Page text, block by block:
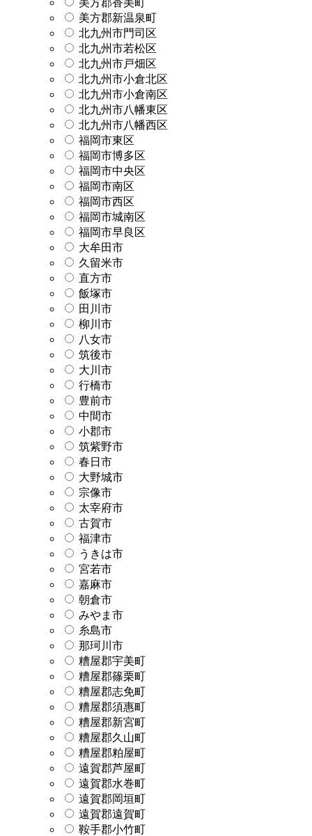
美方郡新温泉町
北九州市門司区
北九州市若松区
北九州市戸畑区
北九州市小倉北区
北九州市小倉南区
北九州市八幡東区
北九州市八幡西区
福岡市東区
福岡市博多区
福岡市中央区
福岡市南区
福岡市西区
福岡市城南区
福岡市早良区
大牟田市
久留米市
直方市
飯塚市
田川市
柳川市
八女市
筑後市
大川市
行橋市
豊前市
中間市
小郡市
筑紫野市
春日市
大野城市
宗像市
太宰府市
古賀市
福津市
うきは市
宮若市
嘉麻市
朝倉市
みやま市
糸島市
那珂川市
糟屋郡宇美町
糟屋郡篠栗町
糟屋郡志免町
糟屋郡須惠町
糟屋郡新宮町
糟屋郡久山町
糟屋郡粕屋町
遠賀郡芦屋町
遠賀郡水巻町
遠賀郡岡垣町
遠賀郡遠賀町
鞍手郡小竹町